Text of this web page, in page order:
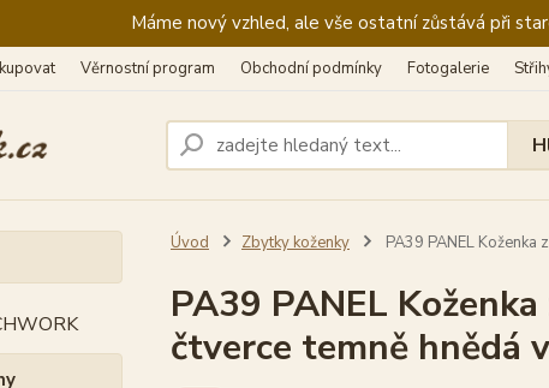
Máme nový vzhled, ale vše ostatní zůstává při
Věrnostní program Obchodní podmínky Fotogalerie
Úvod Zbytky koženky PA39 PANEL
PA39 PANEL
čtverce temně hnědá